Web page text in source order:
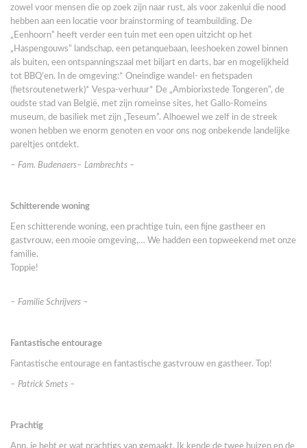
zowel voor mensen die op zoek zijn naar rust, als voor zakenlui die nood
hebben aan een locatie voor brainstorming of teambuilding. De
„Eenhoorn” heeft verder een tuin met een open uitzicht op het
„Haspengouws” landschap, een petanquebaan, leeshoeken zowel binnen
als buiten, een ontspanningszaal met biljart en darts, bar en mogelijkheid
tot BBQ’en. In de omgeving:* Oneindige wandel- en fietspaden
(fietsroutenetwerk)* Vespa-verhuur* De „Ambiorixstede Tongeren”, de
oudste stad van België, met zijn romeinse sites, het Gallo-Romeins
museum, de basiliek met zijn „Teseum”. Alhoewel we zelf in de streek
wonen hebben we enorm genoten en voor ons nog onbekende landelijke
pareltjes ontdekt.
– Fam. Budenaers– Lambrechts –
Schitterende woning
Een schitterende woning, een prachtige tuin, een fijne gastheer en
gastvrouw, een mooie omgeving,… We hadden een topweekend met onze
familie.
Toppie!
– Familie Schrijvers –
Fantastische entourage
Fantastische entourage en fantastische gastvrouw en gastheer. Top!
– Patrick Smets –
Prachtig